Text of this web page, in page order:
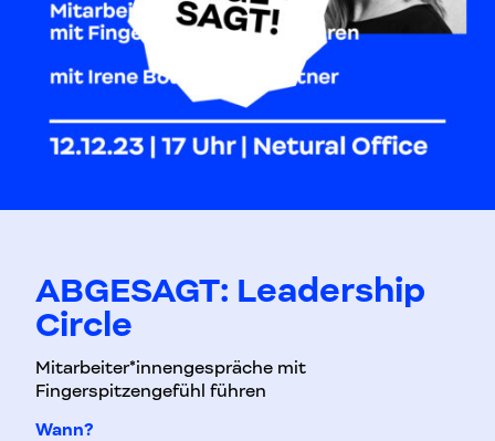
ABGESAGT: Leadership
Circle
Mitarbeiter*innengespräche mit
Fingerspitzengefühl führen
Wann?